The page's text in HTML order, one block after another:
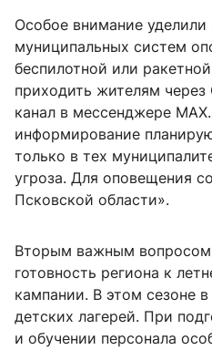
Особое внимание уделили
муниципальных систем
беспилотной или
приходить жителям
канал в мессенджере
информирование
только в тех
угроза. Для оповещения
Псковской области».
Вторым важным вопросом
готовность региона к
кампании. В этом сезоне
детских лагерей. При
и обучении персонала